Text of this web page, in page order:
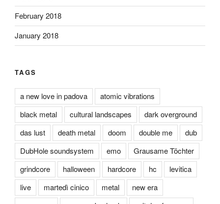
February 2018
January 2018
TAGS
a new love in padova
atomic vibrations
black metal
cultural landscapes
dark overground
das lust
death metal doom double me
dub
DubHole soundsystem
emo
Grausame Töchter
grindcore
halloween hardcore hc
levitica
live
martedì cinico metal
new era